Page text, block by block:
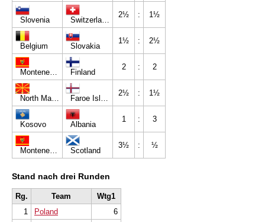
Slovenia Switzerland
2½ : 1½
Belgium Slovakia
1½ : 2½
Montenegro C Finland
2 : 2
North Macedonia Faroe Islands
2½ : 1½
Kosovo Albania
1 : 3
Montenegro Youth Scotland
3½ : ½
Stand nach drei Runden
Rg. Team
Wtg1
1
Poland
6